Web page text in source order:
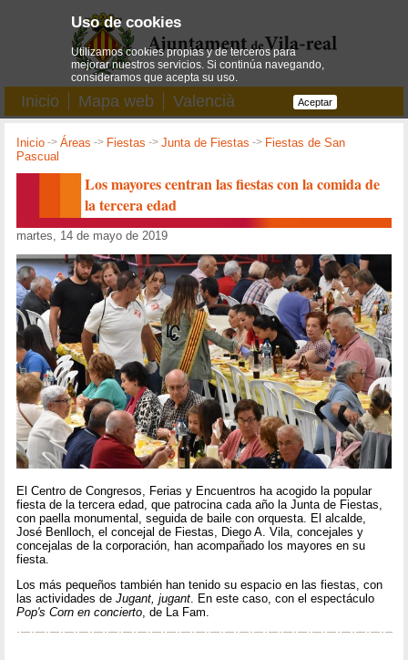
Inicio Mapa web Valencià
Inicio ->Áreas -> Fiestas ->Junta de Fiestas -> Fiestas de San
Pascual
Los mayores centran las fiestas con la comida de
la tercera edad
martes, 14 de mayo de 2019
El Centro de Congresos, Ferias y Encuentros ha acogido la popular
fiesta de la tercera edad, que patrocina cada año la Junta de Fiestas,
con paella monumental, seguida de baile con orquesta. El alcalde,
José Benlloch, el concejal de Fiestas, Diego A. Vila, concejales y
concejalas de la corporación, han acompañado los mayores en su
fiesta.
Los más pequeños también han tenido su espacio en las fiestas, con
las actividades deJugant, jugant . En este caso, con el espectáculo
Pop's Corn en concierto , de La Fam.
Uso de cookies
Utilizamos cookies propias y de terceros para
mejorar nuestros servicios. Si continúa navegando,
consideramos que acepta su uso.
Aceptar